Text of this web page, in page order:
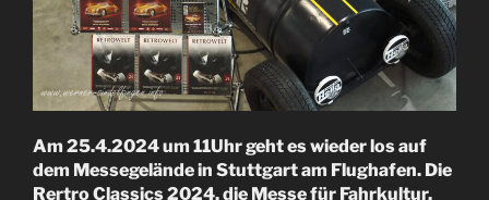
Am 25.4.2024 um 11Uhr geht es wieder los auf
dem Messegelände in Stuttgart am Flughafen. Die
Rertro Classics 2024, die Messe für Fahrkultur,